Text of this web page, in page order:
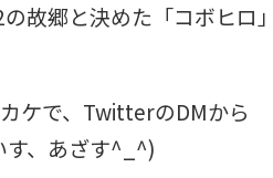
故郷と決めた「コボヒロ」
ケで、TwitterのDMから
す、あざす^_^)